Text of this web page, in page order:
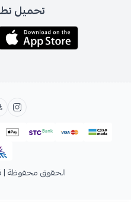
تحميل
الحقوق محفوظة | 2026